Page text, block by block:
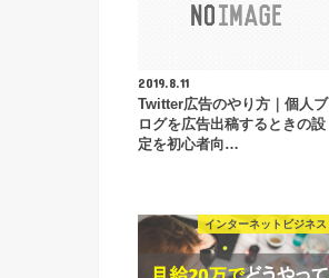
2019.8.11
Twitter広告のやり方｜個人ブ
ログを広告出稿するときの設
定を初心者向…
インターネットビジネス